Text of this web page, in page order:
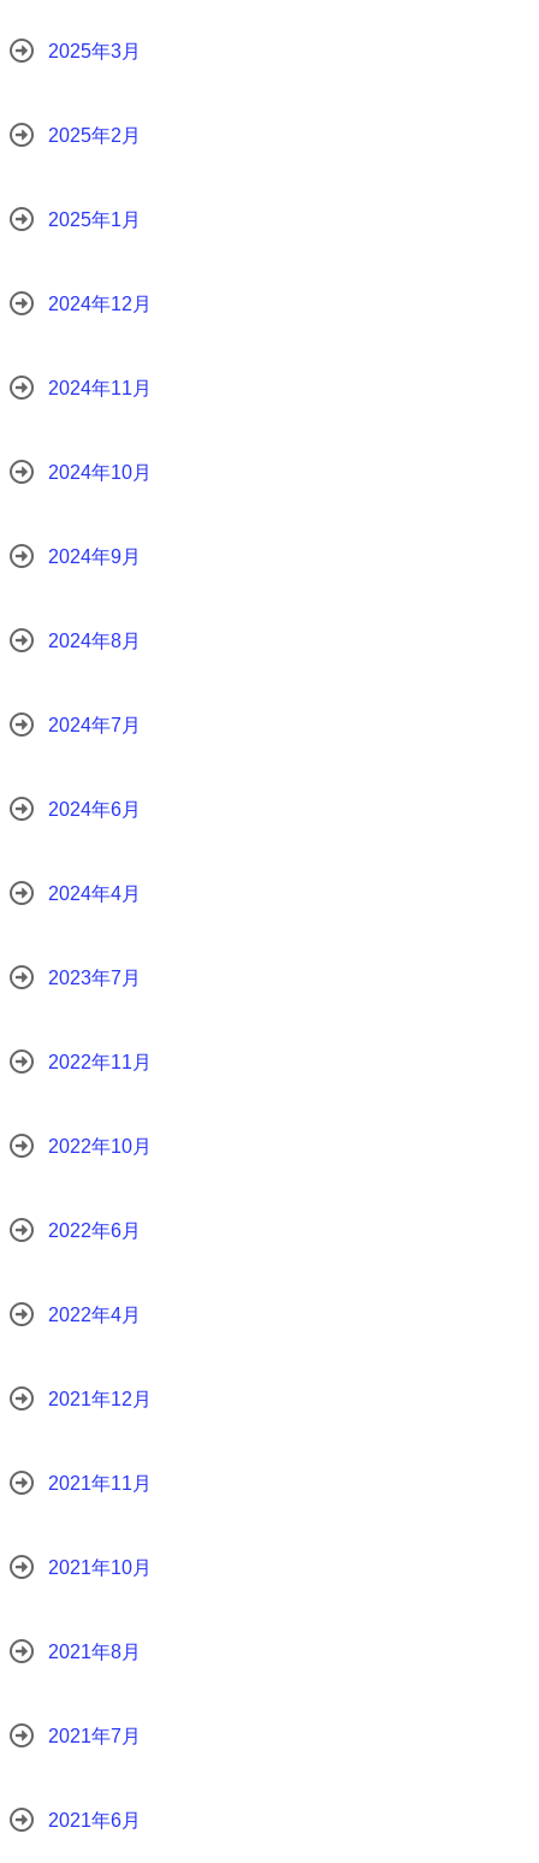
2025年3月
2025年2月
2025年1月
2024年12月
2024年11月
2024年10月
2024年9月
2024年8月
2024年7月
2024年6月
2024年4月
2023年7月
2022年11月
2022年10月
2022年6月
2022年4月
2021年12月
2021年11月
2021年10月
2021年8月
2021年7月
2021年6月